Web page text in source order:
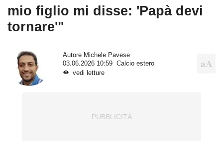
mio figlio mi disse: 'Papà devi
tornare'"
Autore Michele Pavese
03.06.2026 10:59
Calcio estero
vedi letture